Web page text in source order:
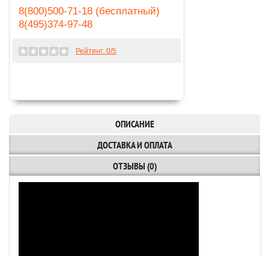
8(800)500-71-18 (бесплатный)
8(495)374-97-48
Рейтинг: 0/5
ОПИСАНИЕ
ДОСТАВКА И ОПЛАТА
ОТЗЫВЫ (0)